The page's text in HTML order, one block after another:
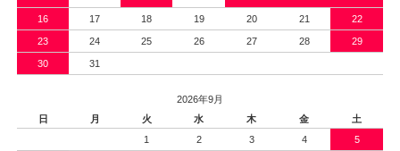
16 17 18 19 20 21 22
23 24 25 26 27 28 29
30 31
2026年9月
日
月 火 水 木 金
土
1
2 3 4 5